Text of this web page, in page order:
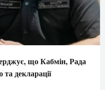
що Кабмін, Рада
декларації